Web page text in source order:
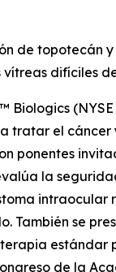
de topotecán
difíciles
Biologics
tratar el
ponentes
la
se
estándar
de la